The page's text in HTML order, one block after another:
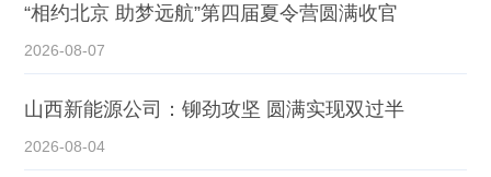
“相约北京 助梦远航”第四届夏令营圆满收官
2026-08-07
山西新能源公司：铆劲攻坚 圆满实现双过半
2026-08-04